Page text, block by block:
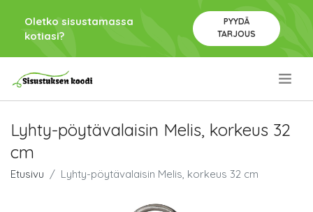
Oletko sisustamassa
kotiasi?
PYYDÄ
TARJOUS
Lyhty-pöytävalaisin Melis, korkeus 32
cm
Etusivu Lyhty-pöytävalaisin Melis, korkeus 32 cm